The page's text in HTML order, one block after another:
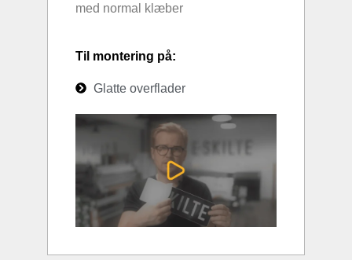
med normal klæber
Til montering på:
Glatte overflader